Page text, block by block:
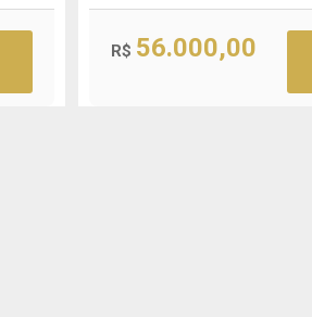
R$ 56.000,00